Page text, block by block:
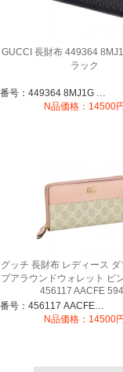
GUCCI 長財布 449364
ラック
番号：449364 8MJ1G 1000
N品価格：14500円
グッチ 長財布 レディース ダ
プアラウンドウォレット ピ
456117 AACFE
番号：456117 AACFE 5945
N品価格：14500円